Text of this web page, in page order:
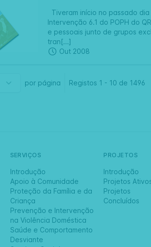
Tiveram início no passado
Intervenção 6.1 do POPH do
e pessoais junto de grupos
tran[...]
Out 2008
por página Registos 1 - 10 de 1496
SERVIÇOS
Introdução
Apoio à Comunidade
Proteção da Família e da
Criança
Prevenção e Intervenção
na Violência Doméstica
Saúde e Comportamento
Desviante
PROJETOS
Introdução
Projetos
Projetos
Concluídos